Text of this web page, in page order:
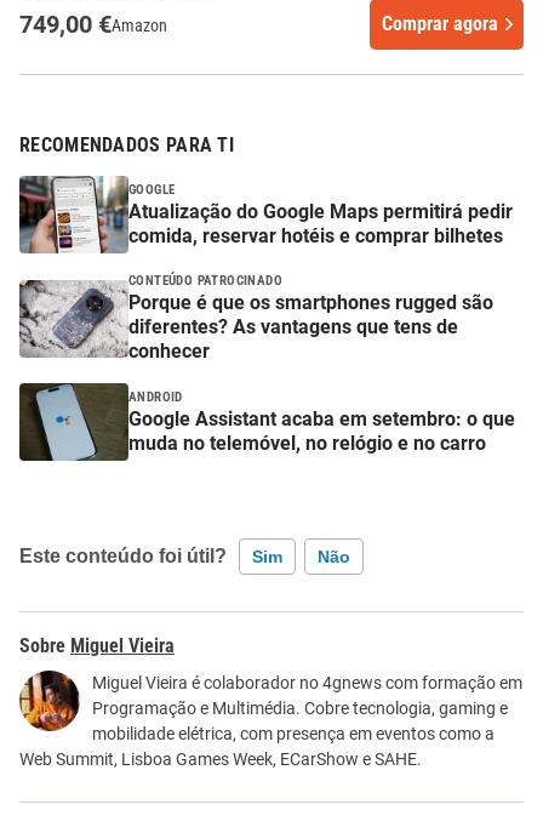
749,00 €Amazon Comprar agora
RECOMENDADOS PARA TI
GOOGLE
Atualização do Google Maps permitirá pedir
comida, reservar hotéis e comprar bilhetes
CONTEÚDO PATROCINADO
Porque é que os smartphones rugged são
diferentes? As vantagens que tens de
conhecer
ANDROID
Google Assistant acaba em setembro: o que
muda no telemóvel, no relógio e no carro
Este conteúdo foi útil? Sim Não
Este conteúdo contém informação incorreta
Este conteúdo não tem a informação que procuro
Outro
Miguel Vieira
Miguel Vieira é colaborador no 4gnews com formação em
Programação e Multimédia. Cobre tecnologia, gaming e
mobilidade elétrica, com presença em eventos como a
Web Summit, Lisboa Games Week, ECarShow e SAHE.